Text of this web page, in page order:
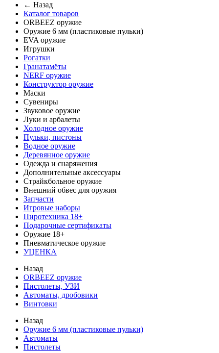
← Назад
Каталог товаров
ORBEEZ оружие
Оружие 6 мм (пластиковые пульки)
EVA оружие
Игрушки
Рогатки
Гранатамёты
NERF оружие
Конструктор оружие
Маски
Сувениры
Звуковое оружие
Луки и арбалеты
Холодное оружие
Пульки, пистоны
Водное оружие
Деревянное оружие
Одежда и снаряжения
Дополнительные аксессуары
Страйкбольное оружие
Внешний обвес для оружия
Запчасти
Игровые наборы
Пиротехника 18+
Подарочные сертификаты
Оружие 18+
Пневматическое оружие
УЦЕНКА
Назад
ORBEEZ оружие
Пистолеты, УЗИ
Автоматы, дробовики
Винтовки
Назад
Оружие 6 мм (пластиковые пульки)
Автоматы
Пистолеты